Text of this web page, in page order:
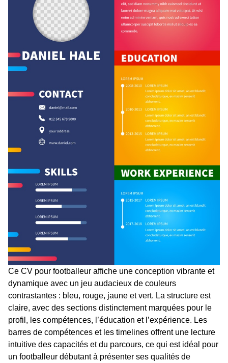
Ce CV pour footballeur affiche une conception vibrante et
dynamique avec un jeu audacieux de couleurs
contrastantes : bleu, rouge, jaune et vert. La structure est
claire, avec des sections distinctement marquées pour le
profil, les compétences, l’éducation et l’expérience. Les
barres de compétences et les timelines offrent une lecture
intuitive des capacités et du parcours, ce qui est idéal pour
un footballeur débutant à présenter ses qualités de